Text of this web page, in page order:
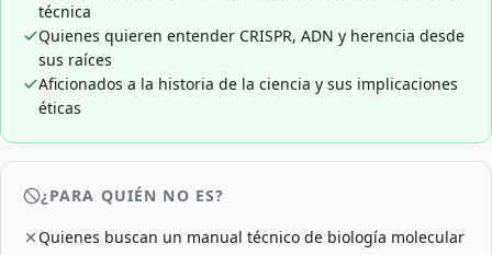
técnica
Quienes quieren entender CRISPR, ADN y herencia desde
sus raíces
Aficionados a la historia de la ciencia y sus implicaciones
éticas
¿PARA QUIÉN NO ES?
Quienes buscan un manual técnico de biología molecular